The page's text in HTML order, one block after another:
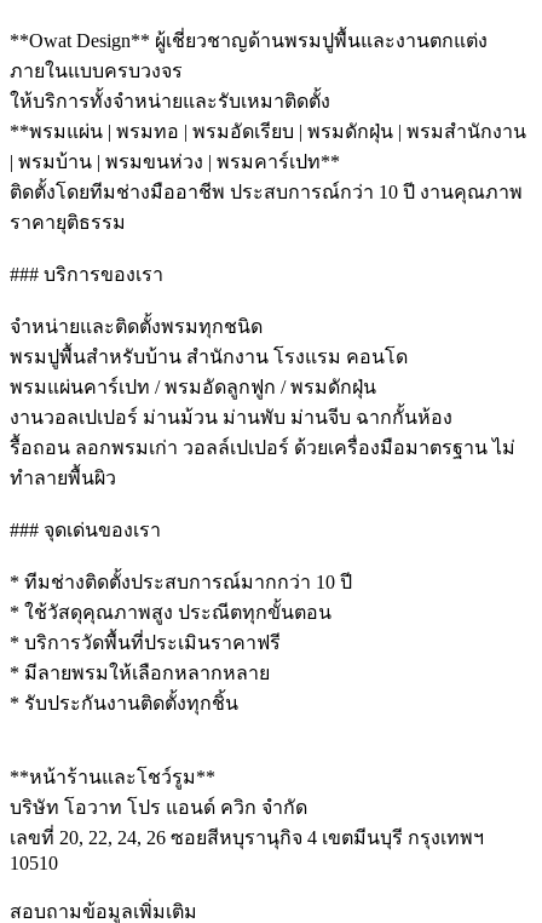
**Owat Design** ผู้เชี่ยวชาญด้านพรมปูพื้นและงานตกแต่ง
ภายในแบบครบวงจร
ให้บริการทั้งจำหน่ายและรับเหมาติดตั้ง
**พรมแผ่น | พรมทอ | พรมอัดเรียบ | พรมดักฝุ่น | พรมสำนักงาน
| พรมบ้าน | พรมขนห่วง | พรมคาร์เปท**
ติดตั้งโดยทีมช่างมืออาชีพ ประสบการณ์กว่า 10 ปี งานคุณภาพ
ราคายุติธรรม
### บริการของเรา
จำหน่ายและติดตั้งพรมทุกชนิด
พรมปูพื้นสำหรับบ้าน สำนักงาน โรงแรม คอนโด
พรมแผ่นคาร์เปท / พรมอัดลูกฟูก / พรมดักฝุ่น
งานวอลเปเปอร์ ม่านม้วน ม่านพับ ม่านจีบ ฉากกั้นห้อง
รื้อถอน ลอกพรมเก่า วอลล์เปเปอร์ ด้วยเครื่องมือมาตรฐาน ไม่
ทำลายพื้นผิว
### จุดเด่นของเรา
* ทีมช่างติดตั้งประสบการณ์มากกว่า 10 ปี
* ใช้วัสดุคุณภาพสูง ประณีตทุกขั้นตอน
* บริการวัดพื้นที่ประเมินราคาฟรี
* มีลายพรมให้เลือกหลากหลาย
* รับประกันงานติดตั้งทุกชิ้น
**หน้าร้านและโชว์รูม**
บริษัท โอวาท โปร แอนด์ ควิก จำกัด
เลขที่ 20, 22, 24, 26 ซอยสีหบุรานุกิจ 4 เขตมีนบุรี กรุงเทพฯ
10510
สอบถามข้อมูลเพิ่มเติม